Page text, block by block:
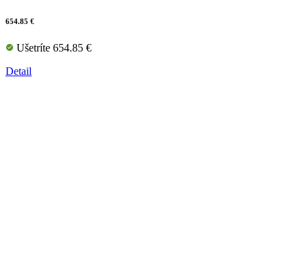
654.85 €
Ušetríte 654.85 €
Detail